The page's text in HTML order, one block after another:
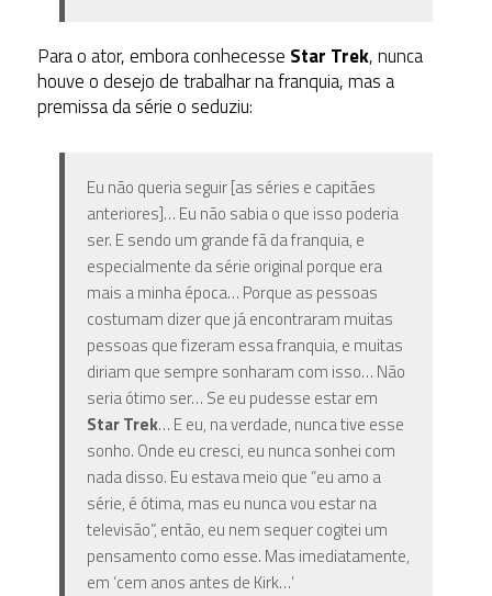
Para o ator, embora conhecesse Star Trek, nunca
houve o desejo de trabalhar na franquia, mas a
premissa da série o seduziu:
Eu não queria seguir [as séries e capitães
anteriores]… Eu não sabia o que isso poderia
ser. E sendo um grande fã da franquia, e
especialmente da série original porque era
mais a minha época… Porque as pessoas
costumam dizer que já encontraram muitas
pessoas que fizeram essa franquia, e muitas
diriam que sempre sonharam com isso… Não
seria ótimo ser… Se eu pudesse estar em
Star Trek… E eu, na verdade, nunca tive esse
sonho. Onde eu cresci, eu nunca sonhei com
nada disso. Eu estava meio que “eu amo a
série, é ótima, mas eu nunca vou estar na
televisão”, então, eu nem sequer cogitei um
pensamento como esse. Mas imediatamente,
em ‘cem anos antes de Kirk…’